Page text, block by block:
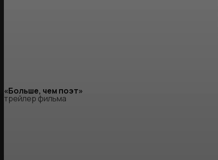
«Больше, чем поэт»
трейлер фильма